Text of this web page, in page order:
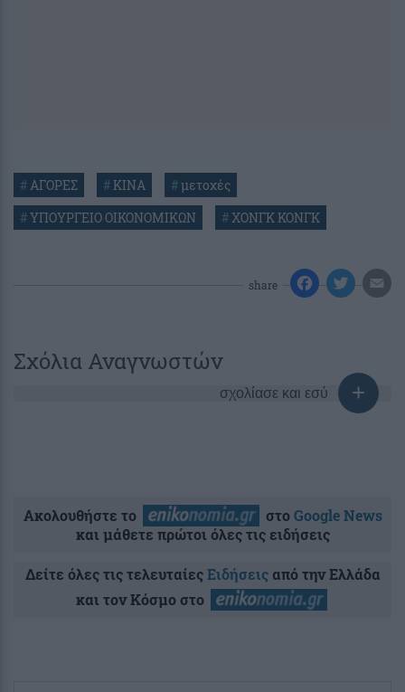
#ΑΓΟΡΕΣ #ΚΙΝΑ #μετοχές
#ΥΠΟΥΡΓΕΙΟ ΟΙΚΟΝΟΜΙΚΩΝ #ΧΟΝΓΚ ΚΟΝΓΚ
share
Σχόλια Αναγνωστών
σχολίασε και εσύ
Ακολουθήστε το στοGoogle News
και μάθετε πρώτοι όλες τις ειδήσεις
Δείτε όλες τις τελευταίεςΕιδήσειςαπό την Ελλάδα
και τον Κόσμο στο